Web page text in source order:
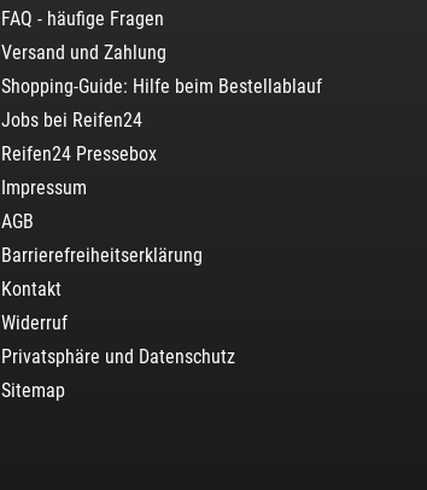
FAQ - häufige Fragen
Versand und Zahlung
Shopping-Guide: Hilfe beim Bestellablauf
Jobs bei Reifen24
Reifen24 Pressebox
Impressum
AGB
Barrierefreiheitserklärung
Kontakt
Widerruf
Privatsphäre und Datenschutz
Sitemap